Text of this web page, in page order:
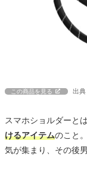
この商品を見る 出典
スマホショルダーと
けるアイテムのこと
気が集まり、その後